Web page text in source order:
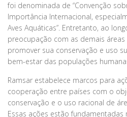
foi denominada de “Convenção
Importância Internacional,
Aves Aquáticas”. Entretanto, ao
preocupação com as demais
promover sua conservação e uso
bem-estar das populações
Ramsar estabelece marcos para
cooperação entre países com o
conservação e o uso racional de
Essas ações estão